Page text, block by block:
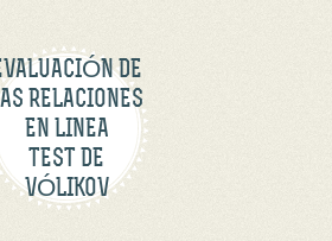
DE
RELACIONES
EN LINEA
TEST DE
VÓLIKOV